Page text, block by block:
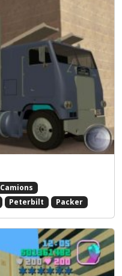
Camions
Peterbilt Packer